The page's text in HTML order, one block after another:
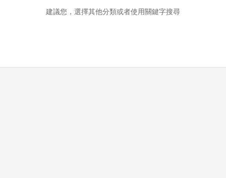
建議您，選擇其他分類或者使用關鍵字搜尋